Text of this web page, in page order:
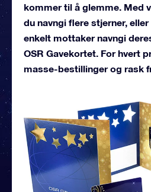
kommer til å glemme. Med
du navngi flere stjerner,
enkelt mottaker navngi
OSR Gavekortet. For hvert
masse-bestillinger og rask